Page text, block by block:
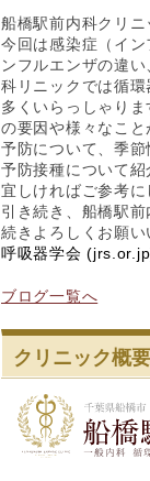
船橋駅前内科クリニ
今回は感染症（イ
ンフルエンザの違
科リニックでは循
多くいらっしゃり
の要因や様々なこ
予防について、季
予防接種について紹
宜しければご参考に
引き続き、船橋駅
続きよろしくお願い
呼吸器学会
ブログ一覧へ
クリニック概要